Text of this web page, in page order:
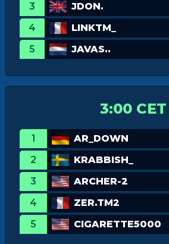
3
JDON.
4
LINKTM_
5
JAVAS..
3:00 CET
1
AR_DOWN
2
KRABBISH_
3
ARCHER-2
4
ZER.TM2
5
CIGARETTE5000